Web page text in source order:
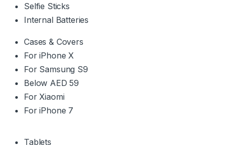
Selfie Sticks
Internal Batteries
Cases & Covers
For iPhone X
For Samsung S9
Below AED 59
For Xiaomi
For iPhone 7
Tablets